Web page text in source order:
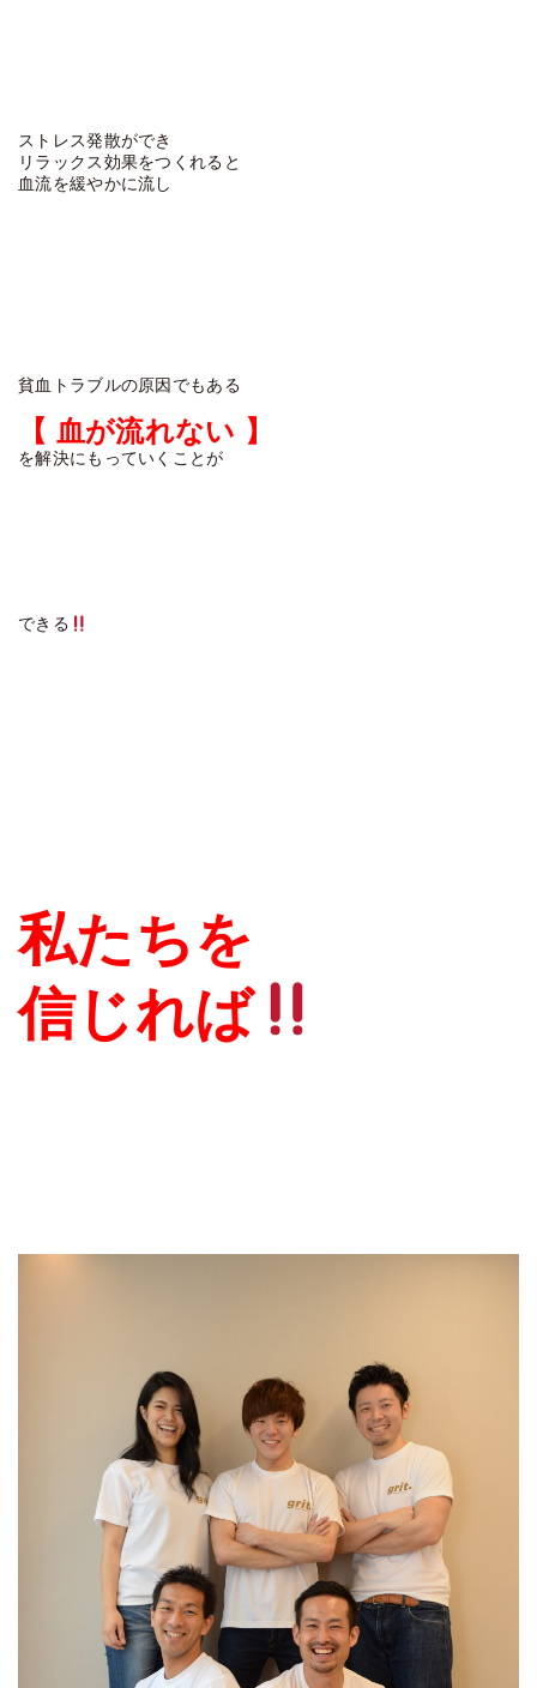
ストレス発散ができ
リラックス効果をつくれると
血流を緩やかに流し
貧血トラブルの原因でもある
【 血が流れない 】
を解決にもっていくことが
できる
私たちを
信じれば